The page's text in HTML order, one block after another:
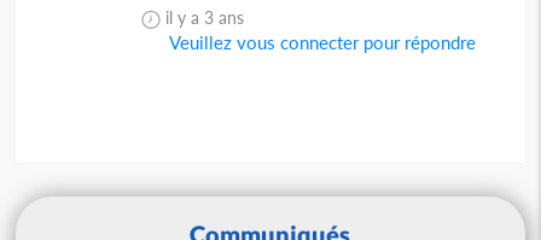
il y a 3 ans
Veuillez vous connecter pour répondre
Communiqués